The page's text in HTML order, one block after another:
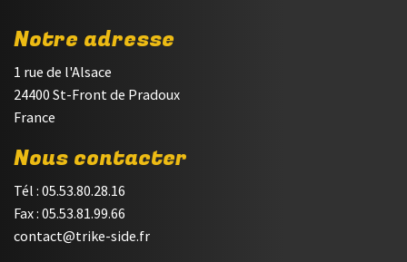
Notre adresse
1 rue de l'Alsace
24400 St-Front de Pradoux
France
Nous contacter
Tél : 05.53.80.28.16
Fax : 05.53.81.99.66
contact@trike-side.fr